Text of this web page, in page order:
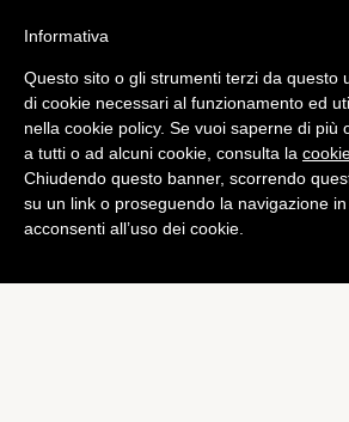
Tech
Sensia 200D
lo presenta all’IFA
di Alessandro Moretti
Informativa
Questo sito o gli strumenti terzi da questo
di cookie necessari al funzionamento ed
nella cookie policy. Se vuoi saperne di più
a tutti o ad alcuni cookie, consulta la
Chiudendo questo banner, scorrendo
su un link o proseguendo la navigazione
acconsenti all’uso dei cookie.